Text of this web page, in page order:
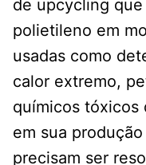
de upcycling
polietileno em
usadas como
calor extremo,
químicos tóxicos
em sua
precisam ser